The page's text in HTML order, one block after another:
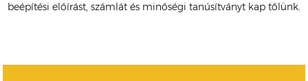
beépítési előírást, számlát és minőségi tanúsítványt kap tőlünk.